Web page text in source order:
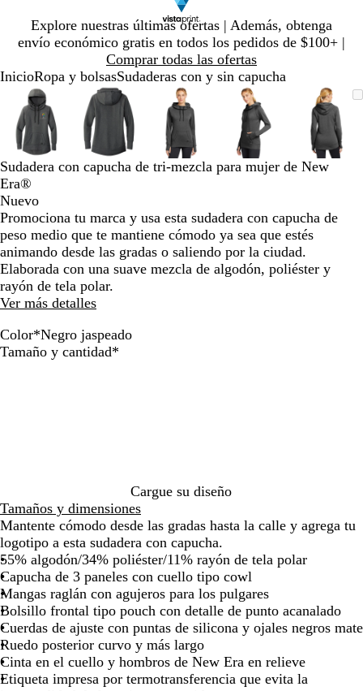
Explore nuestras últimas ofertas | Además, obtenga
envío económico gratis en todos los pedidos de $100+ |
Comprar todas las ofertas
Diapositiva
1
InicioRopa y bolsasSudaderas con y sin capucha
Imagen
ampliable
con
zoom
Ampliado
al
mínimo
Haga
clic
para
expandir
Use
la
tecla
de
más
y
menos
(-)
para
acercar/alejar
con
zoom
y
las
teclas
Imagen
ampliable
con
zoom
Ampliado
al
mínimo
Haga
clic
para
expandir
Use
la
tecla
más
menos
(-)
para
acercar/alejar
con
las
teclas
Imagen
ampliable
con
zoom
Ampliado
al
mínimo
Haga
clic
para
expandir
Use
la
tecla
de
más
menos
(-)
para
acercar/alejar
Imagen
ampliable
con
zoom
Ampliado
al
mínimo
Haga
clic
para
expandir
Use
la
tecla
de
más
(+)
menos
(-)
para
acercar/alejar
con
con
zoom
al
Haga
clic
para
Use
la
tecla
de
más
menos
con
Diapositiva
Sudadera con capucha de tri-mezcla para mujer de New
Era®
Nuevo
Promociona tu marca y usa esta sudadera con capucha de
peso medio que te mantiene cómodo ya sea que estés
animando desde las gradas o saliendo por la ciudad.
Elaborada con una suave mezcla de algodón, poliéster y
rayón de tela polar.
Ver más detalles
Color*Negro jaspeado
N
e
a
d
o
A
o
v
e
r
d
a
d
e
r
o
j
G
a
j
a
s
p
e
a
d
o
A
a
s
p
e
a
d
o
Tamaño y cantidad*
Cargue su diseño
Tamaños y dimensiones
Mantente cómodo desde las gradas hasta la calle y agrega tu
logotipo a esta sudadera con capucha.
55% algodón/34% poliéster/11% rayón de tela polar
Capucha de 3 paneles con cuello tipo cowl
Mangas raglán con agujeros para los pulgares
Bolsillo frontal tipo pouch con detalle de punto acanalado
Cuerdas de ajuste con puntas de silicona y ojales negros mate
Ruedo posterior curvo y más largo
Cinta en el cuello y hombros de New Era en relieve
Etiqueta impresa por termotransferencia que evita la